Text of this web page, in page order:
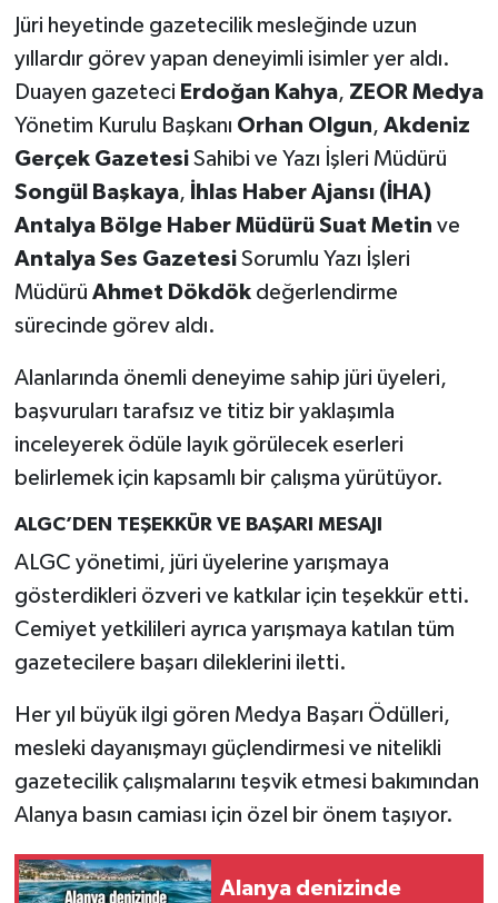
Jüri heyetinde gazetecilik mesleğinde uzun
yıllardır görev yapan deneyimli isimler yer aldı.
Duayen gazeteci Erdoğan Kahya, ZEOR Medya
Yönetim Kurulu Başkanı Orhan Olgun, Akdeniz
Gerçek GazetesiSahibi ve Yazı İşleri Müdürü
Songül Başkaya,
İhlas Haber Ajansı (İHA)
Antalya Bölge Haber Müdürü Suat Metin ve
Antalya Ses GazetesiSorumlu Yazı İşleri
Müdürü Ahmet Dökdökdeğerlendirme
sürecinde görev aldı.
Alanlarında önemli deneyime sahip jüri üyeleri,
başvuruları tarafsız ve titiz bir yaklaşımla
inceleyerek ödüle layık görülecek eserleri
belirlemek için kapsamlı bir çalışma yürütüyor.
ALGC’DEN TEŞEKKÜR VE BAŞARI MESAJI
ALGC yönetimi, jüri üyelerine yarışmaya
gösterdikleri özveri ve katkılar için teşekkür etti.
Cemiyet yetkilileri ayrıca yarışmaya katılan tüm
gazetecilere başarı dileklerini iletti.
Her yıl büyük ilgi gören Medya Başarı Ödülleri,
mesleki dayanışmayı güçlendirmesi ve nitelikli
gazetecilik çalışmalarını teşvik etmesi bakımından
Alanya basın camiası için özel bir önem taşıyor.
Alanya denizinde